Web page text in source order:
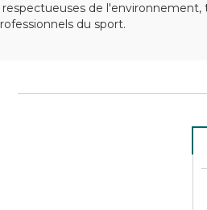
de
du sport.